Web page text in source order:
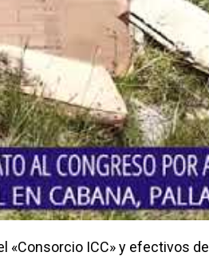
«Consorcio ICC» y efectivos de